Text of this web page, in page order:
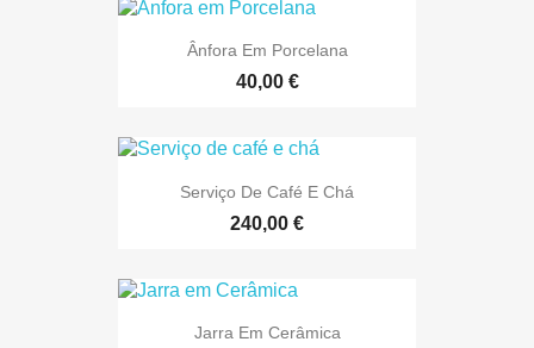
Ânfora Em Porcelana
40,00 €
Serviço De Café E Chá
240,00 €
Jarra Em Cerâmica